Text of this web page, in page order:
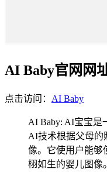
AI Baby官网网
点击访问： AI Baby
AI Baby: AI宝宝是
AI技术根据父母的
像。它使用户能够
栩如生的婴儿图像